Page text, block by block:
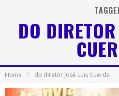
DO
Home do diretor José Luis Cuerda